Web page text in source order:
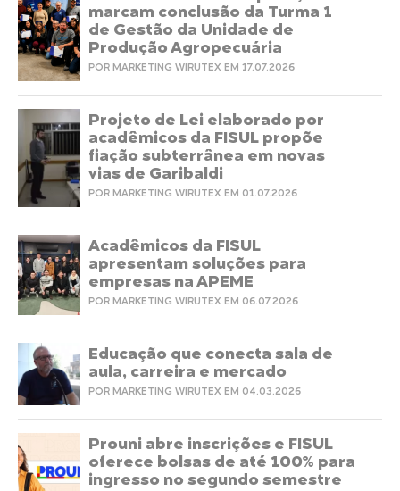
marcam conclusão da Turma 1
de Gestão da Unidade de
Produção Agropecuária
POR MARKETING WIRUTEX EM 17.07.2026
Projeto de Lei elaborado por
acadêmicos da FISUL propõe
fiação subterrânea em novas
vias de Garibaldi
POR MARKETING WIRUTEX EM 01.07.2026
Acadêmicos da FISUL
apresentam soluções para
empresas na APEME
POR MARKETING WIRUTEX EM 06.07.2026
Educação que conecta sala de
aula, carreira e mercado
POR MARKETING WIRUTEX EM 04.03.2026
Prouni abre inscrições e FISUL
oferece bolsas de até 100% para
ingresso no segundo semestre